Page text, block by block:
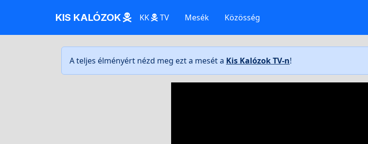
KIS KALÓZOK KK TV Mesék Közösség
A teljes élményért nézd meg ezt a mesét a Kis Kalózok TV-n!